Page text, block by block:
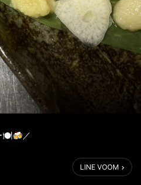
🍽🍻／
がお過ごしでしょうか？
LINE VOOM